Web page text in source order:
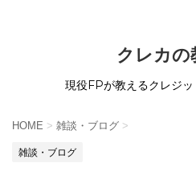
クレカの
現役FPが教えるクレジ
HOME > 雑談・ブログ >
雑談・ブログ